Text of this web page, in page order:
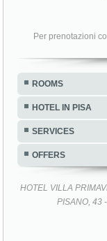
Per prenotazioni
ROOMS
HOTEL IN PISA
SERVICES
OFFERS
HOTEL VILLA
PISANO, 43